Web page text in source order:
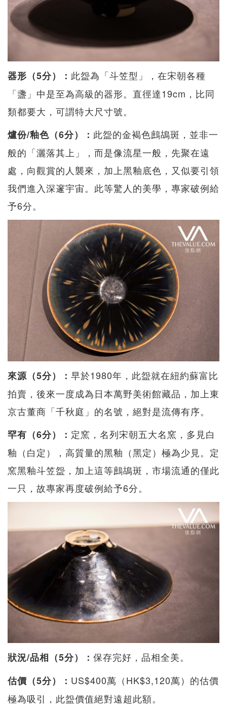
器形（5分）： 此盌為「斗笠型」，在宋朝各種
「盞」中是至為高級的器形。直徑達19cm，比同
類都要大，可謂特大尺寸號。
爐份/釉色（6分）： 此盌的金褐色鷓鴣斑，並非一
般的「灑落其上」，而是像流星一般，先聚在遠
處，向觀賞的人襲來，加上黑釉底色，又似要引領
我們進入深邃宇宙。此等驚人的美學，專家破例給
予6分。
來源（5分）： 早於1980年，此盌就在紐約蘇富比
拍賣，後來一度成為日本萬野美術館藏品，加上東
京古董商「千秋庭」的名號，絕對是流傳有序。
罕有（6分）： 定窯，名列宋朝五大名窯，多見白
釉（白定），高質量的黑釉（黑定）極為少見。定
窯黑釉斗笠盌，加上這等鷓鴣斑，市場流通的僅此
一只，故專家再度破例給予6分。
狀況/品相（5分）： 保存完好，品相全美。
估價（5分）： US$400萬（HK$3,120萬）的估價
極為吸引，此盌價值絕對遠超此額。